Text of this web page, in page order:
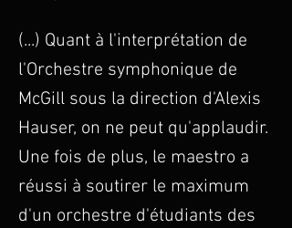
(...) Quant à l'interprétation de
l'Orchestre symphonique de
McGill sous la direction d'Alexis
Hauser, on ne peut qu'applaudir.
Une fois de plus, le maestro a
réussi à soutirer le maximum
d'un orchestre d'étudiants des